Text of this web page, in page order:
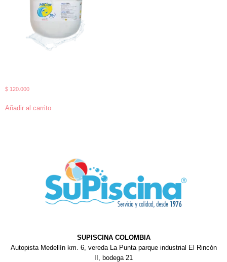
$ 120.000
Añadir al carrito
SUPISCINA COLOMBIA
Autopista Medellín km. 6, vereda La Punta parque industrial El Rincón
II, bodega 21